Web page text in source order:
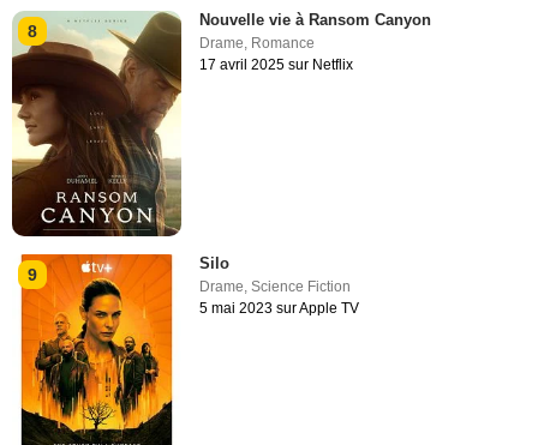
8
Nouvelle vie à Ransom Canyon
Drame Romance
17 avril 2025 sur Netflix
9
Silo
Drame,Science Fiction
5 mai 2023 sur Apple TV